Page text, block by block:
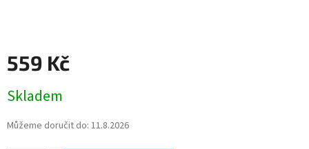
559 Kč
cena:
Skladem
Můžeme doručit do: 11.8.2026